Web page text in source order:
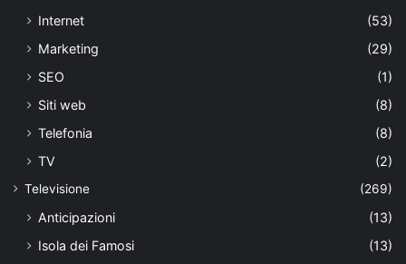
Internet
(53)
Marketing
(29)
SEO
(1)
Siti web
(8)
Telefonia
(8)
TV
(2)
Televisione (269)
Anticipazioni
(13)
Isola dei Famosi
(13)